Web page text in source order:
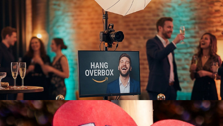
Maibaumstellen Kita ST. Maria